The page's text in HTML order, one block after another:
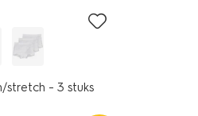
stretch - 3 stuks